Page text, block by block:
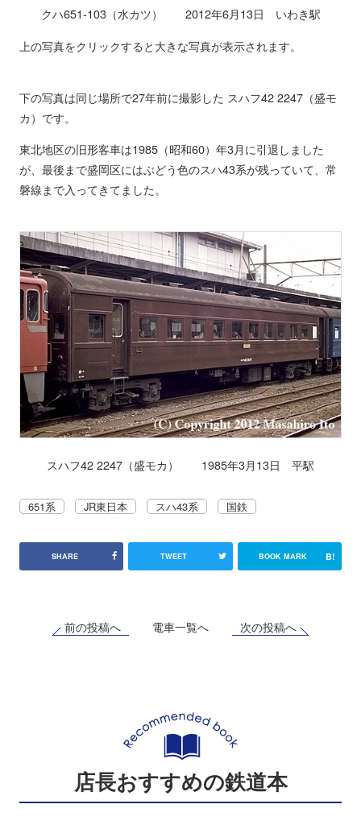
クハ651-103（水カツ） 2012年6月13日 いわき駅
上の写真をクリックすると大きな写真が表示されます。
下の写真は同じ場所で27年前に撮影した スハフ42 2247（盛モ
カ）です。
東北地区の旧形客車は1985（昭和60）年3月に引退しました
が、最後まで盛岡区にはぶどう色のスハ43系が残っていて、常
磐線まで入ってきてました。
スハフ42 2247（盛モカ） 1985年3月13日 平駅
651系 JR東日本 スハ43系 国鉄
SHARE TWEET BOOK MARK B!
前の投稿へ 電車一覧へ 次の投稿へ
店長おすすめの鉄道本